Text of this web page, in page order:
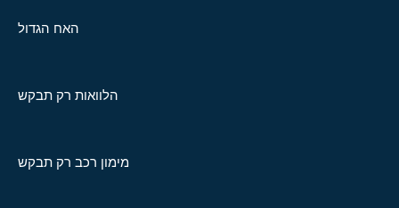
האח הגדול
הלוואות רק תבקש
מימון רכב רק תבקש